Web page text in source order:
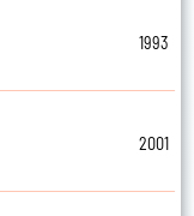
1993
2001